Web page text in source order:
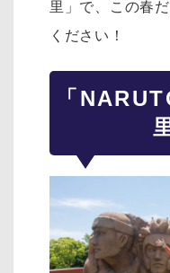
里」で、この春
ください！
「